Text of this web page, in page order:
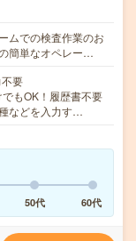
ムでの検査作業のお
簡単なオペレー…
要
もOK！履歴書不要
などを入力す…
50代 60代